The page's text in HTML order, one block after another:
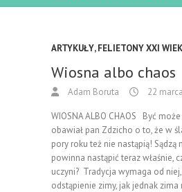
ARTYKUŁY,FELIETONY XXI
Wiosna albo chaos
Adam Boruta 22
WIOSNA ALBO CHAOS Być
obawiał pan Zdzicho o to, że w
pory roku też nie nastąpią! Sądzą
powinna nastąpić teraz właśnie,
uczyni? Tradycja wymaga od niej,
odstąpienie zimy, jak jednak